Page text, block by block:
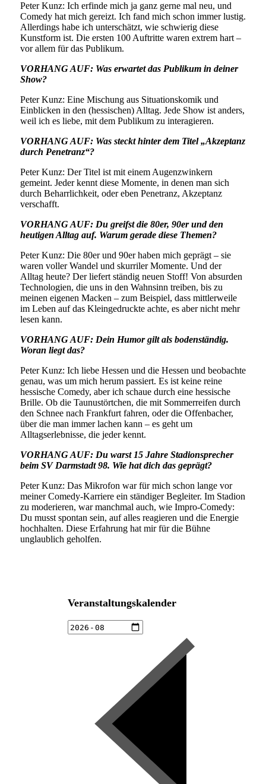
Peter Kunz: Ich erfinde mich ja ganz gerne mal neu, und
Comedy hat mich gereizt. Ich fand mich schon immer lustig.
Allerdings habe ich unterschätzt, wie schwierig diese
Kunstform ist. Die ersten 100 Auftritte waren extrem hart –
vor allem für das Publikum.
VORHANG AUF: Was erwartet das Publikum in deiner
Show?
Peter Kunz: Eine Mischung aus Situationskomik und
Einblicken in den (hessischen) Alltag. Jede Show ist anders,
weil ich es liebe, mit dem Publikum zu interagieren.
VORHANG AUF: Was steckt hinter dem Titel „Akzeptanz
durch Penetranz“?
Peter Kunz: Der Titel ist mit einem Augenzwinkern
gemeint. Jeder kennt diese Momente, in denen man sich
durch Beharrlichkeit, oder eben Penetranz, Akzeptanz
verschafft.
VORHANG AUF: Du greifst die 80er, 90er und den
heutigen Alltag auf. Warum gerade diese Themen?
Peter Kunz: Die 80er und 90er haben mich geprägt – sie
waren voller Wandel und skurriler Momente. Und der
Alltag heute? Der liefert ständig neuen Stoff! Von absurden
Technologien, die uns in den Wahnsinn treiben, bis zu
meinen eigenen Macken – zum Beispiel, dass mittlerweile
im Leben auf das Kleingedruckte achte, es aber nicht mehr
lesen kann.
VORHANG AUF: Dein Humor gilt als bodenständig.
Woran liegt das?
Peter Kunz: Ich liebe Hessen und die Hessen und beobachte
genau, was um mich herum passiert. Es ist keine reine
hessische Comedy, aber ich schaue durch eine hessische
Brille. Ob die Taunustörtchen, die mit Sommerreifen durch
den Schnee nach Frankfurt fahren, oder die Offenbacher,
über die man immer lachen kann – es geht um
Alltagserlebnisse, die jeder kennt.
VORHANG AUF: Du warst 15 Jahre Stadionsprecher
beim SV Darmstadt 98. Wie hat dich das geprägt?
Peter Kunz: Das Mikrofon war für mich schon lange vor
meiner Comedy-Karriere ein ständiger Begleiter. Im Stadion
zu moderieren, war manchmal auch, wie Impro-Comedy:
Du musst spontan sein, auf alles reagieren und die Energie
hochhalten. Diese Erfahrung hat mir für die Bühne
unglaublich geholfen.
Veranstaltungskalender